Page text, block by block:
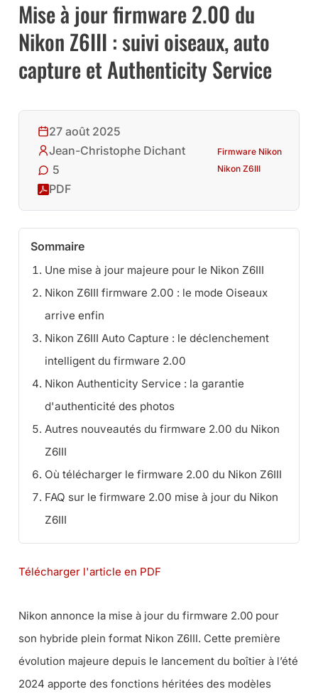
Mise à jour firmware 2.00 du
Nikon Z6III : suivi oiseaux, auto
capture et Authenticity Service
27 août 2025
Jean-Christophe Dichant
5
PDF
Firmware Nikon
Nikon Z6III
Sommaire
Une mise à jour majeure pour le Nikon Z6III
Nikon Z6III firmware 2.00 : le mode Oiseaux
arrive enfin
Nikon Z6III Auto Capture : le déclenchement
intelligent du firmware 2.00
Nikon Authenticity Service : la garantie
d'authenticité des photos
Autres nouveautés du firmware 2.00 du Nikon
Z6III
Où télécharger le firmware 2.00 du Nikon Z6III
FAQ sur le firmware 2.00 mise à jour du Nikon
Z6III
Télécharger l'article en PDF
Nikon annonce la mise à jour du firmware 2.00 pour
son hybride plein format Nikon Z6III. Cette première
évolution majeure depuis le lancement du boîtier à l’été
2024 apporte des fonctions héritées des modèles